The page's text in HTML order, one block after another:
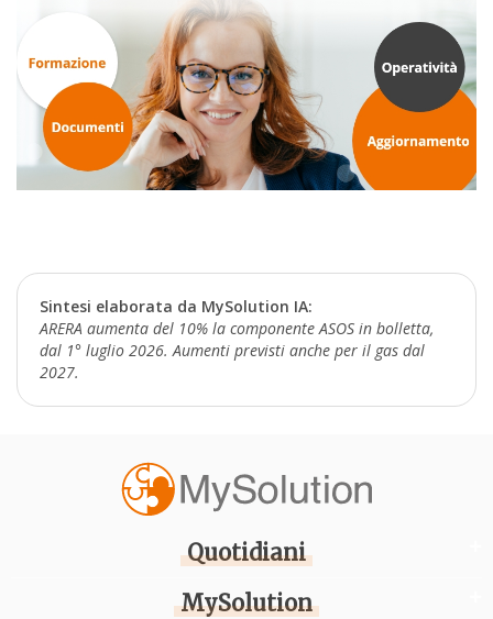
Sintesi elaborata da MySolution IA:
ARERA aumenta del 10% la componente ASOS in bolletta,
dal 1° luglio 2026. Aumenti previsti anche per il gas dal
2027.
Quotidiani
MySolution